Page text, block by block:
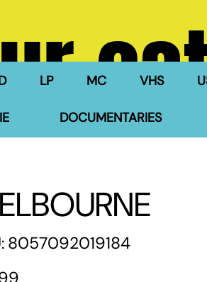
LP MC VHS
DOCUMENTARIES
SKU
8057092019184
8057092019184